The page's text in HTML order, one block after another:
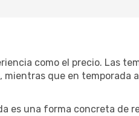
como el precio. Las
que en temporada
es una forma concreta de